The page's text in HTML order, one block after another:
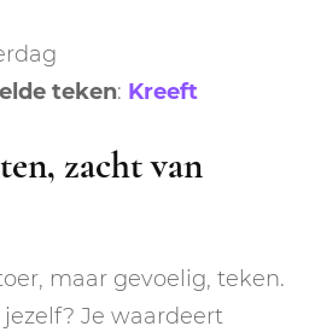
teken: Kreeft
zacht van
maar gevoelig, teken.
Je waardeert